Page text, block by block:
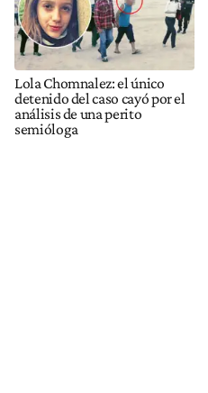
Lola Chomnalez: el único
detenido del caso cayó por el
análisis de una perito
semióloga